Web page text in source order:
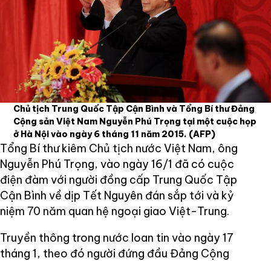
Chủ tịch Trung Quốc Tập Cận Bình và Tổng Bí thư Đảng
Cộng sản Việt Nam Nguyễn Phú Trọng tại một cuộc họp
ở Hà Nội vào ngày 6 tháng 11 năm 2015. (AFP)
Tổng Bí thư kiêm Chủ tịch nước Việt Nam, ông
Nguyễn Phú Trọng, vào ngày 16/1 đã có cuộc
điện đàm với người đồng cấp Trung Quốc Tập
Cận Bình về dịp Tết Nguyên đán sắp tới và kỷ
niệm 70 năm quan hệ ngoại giao Việt-Trung.
Truyền thông trong nước loan tin vào ngày 17
tháng 1, theo đó người đứng đầu Đảng Cộng